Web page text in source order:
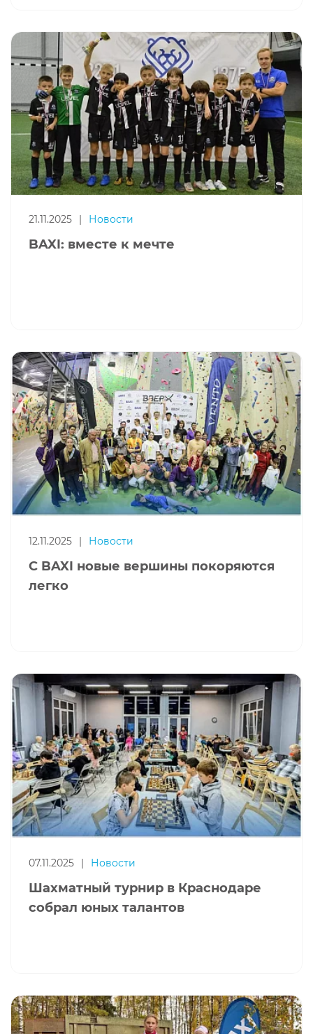
21.11.2025 Новости
BAXI: вместе к мечте
12.11.2025 | Новости
С BAXI новые вершины покоряются
легко
07.11.2025 | Новости
Шахматный турнир в Краснодаре
собрал юных талантов